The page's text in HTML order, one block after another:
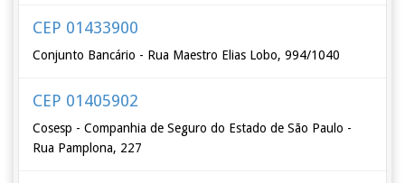
CEP 01433900
Conjunto Bancário - Rua Maestro Elias Lobo, 994/1040
CEP 01405902
Cosesp - Companhia de Seguro do Estado de São Paulo -
Rua Pamplona, 227